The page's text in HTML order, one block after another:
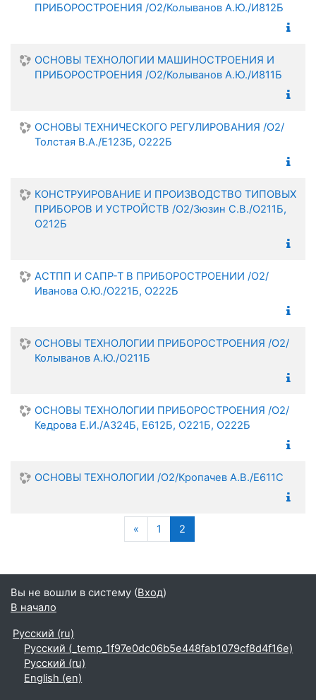
ПРИБОРОСТРОЕНИЯ /О2/Колыванов А.Ю./И812Б
ОСНОВЫ ТЕХНОЛОГИИ МАШИНОСТРОЕНИЯ И
ПРИБОРОСТРОЕНИЯ /О2/Колыванов А.Ю./И811Б
ОСНОВЫ ТЕХНИЧЕСКОГО РЕГУЛИРОВАНИЯ /О2/
Толстая В.А./Е123Б, О222Б
КОНСТРУИРОВАНИЕ И ПРОИЗВОДСТВО ТИПОВЫХ
ПРИБОРОВ И УСТРОЙСТВ /О2/Зюзин С.В./О211Б,
О212Б
АСТПП И САПР-Т В ПРИБОРОСТРОЕНИИ /О2/
Иванова О.Ю./О221Б, О222Б
ОСНОВЫ ТЕХНОЛОГИИ ПРИБОРОСТРОЕНИЯ /О2/
Колыванов А.Ю./О211Б
ОСНОВЫ ТЕХНОЛОГИИ ПРИБОРОСТРОЕНИЯ /О2/
Кедрова Е.И./А324Б, Е612Б, О221Б, О222Б
ОСНОВЫ ТЕХНОЛОГИИ /О2/Кропачев А.В./Е611С
«Предыдущая страница
1 2(текущая)
Вы не вошли в систему (Вход)
В начало
Русский ‎(ru)‎
Русский ‎(_temp_1f97e0dc06b5e448fab1079cf8d4f16e)‎
Русский ‎(ru)‎
English ‎(en)‎